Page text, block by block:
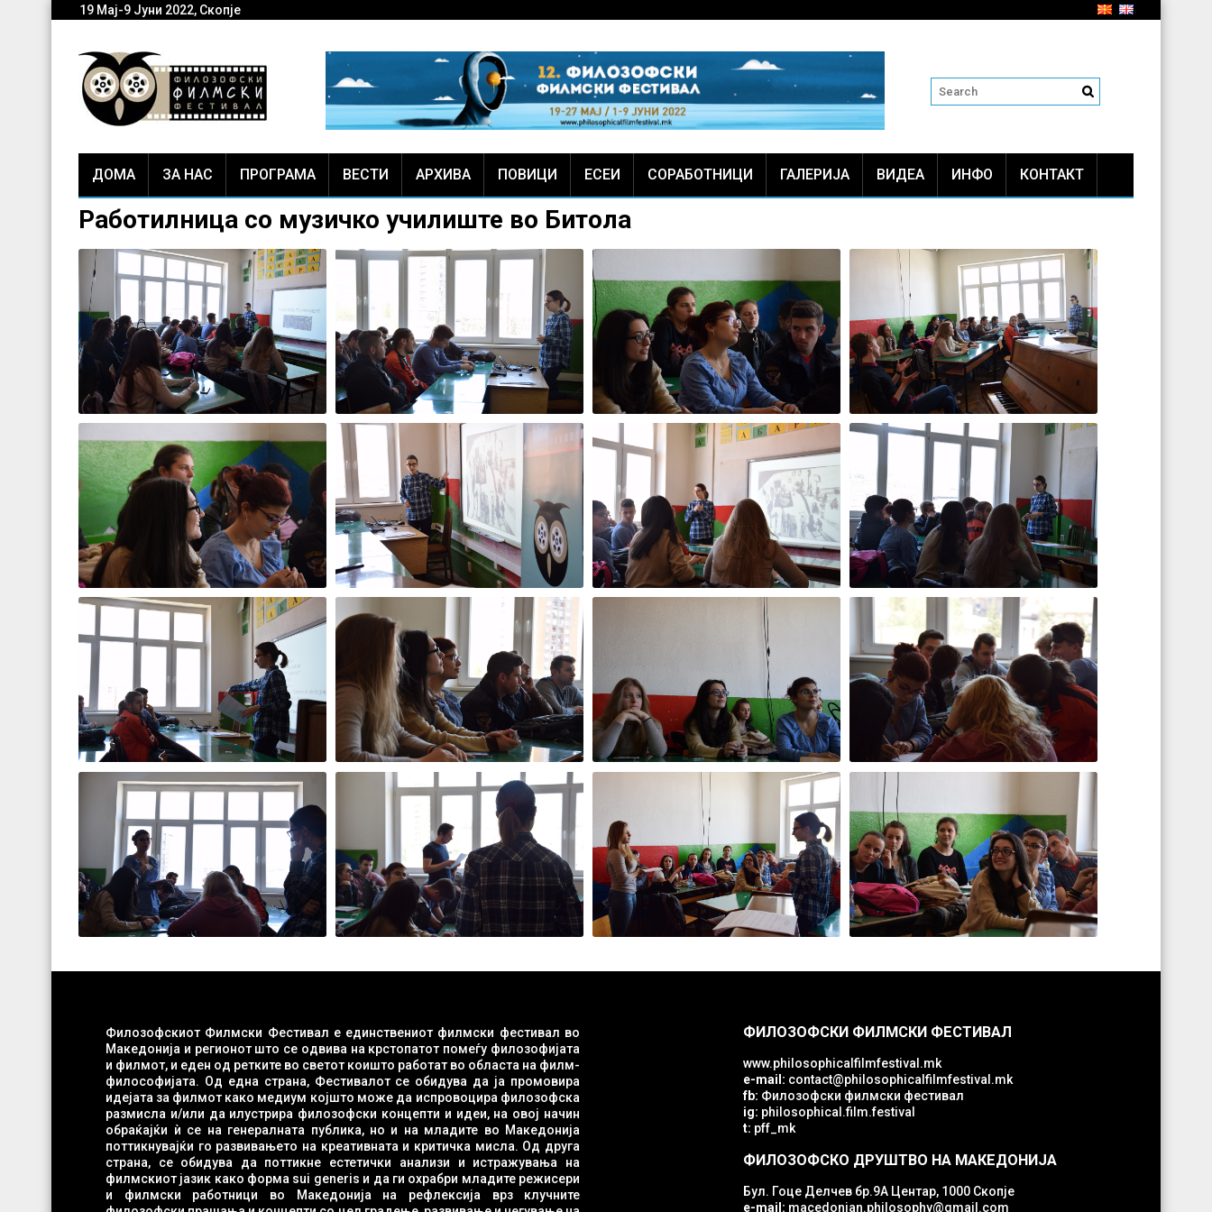
19 Мај-9 Јуни 2022, Скопје
ДОМА ЗА НАС ПРОГРАМА ВЕСТИ АРХИВА ПОВИЦИ ЕСЕИ СОРАБОТНИЦИ ГАЛЕРИЈА ВИДЕА ИНФО КОНТАКТ
Работилница со музичко училиште во Битола
Филозофскиот Филмски Фестивал е единствениот филмски фестивал во
Македонија и регионот што се одвива на крстопатот помеѓу филозофијата
и филмот, и еден од ретките во светот коишто работат во областа на филм-
философијата. Од една страна, Фестивалот се обидува да ја промовира
идејата за филмот како медиум којшто може да испровоцира филозофска
размисла и/или да илустрира филозофски концепти и идеи, на овој начин
обраќајќи ѝ се на генералната публика, но и на младите во Македонија
поттикнувајќи го развивањето на креативната и критичка мисла. Од друга
страна, се обидува да поттикне естетички анализи и истражувања на
филмскиот јазик како форма sui generis и да ги охрабри младите режисери
и филмски работници во Македонија на рефлексија врз клучните
ФИЛОЗОФСКИ ФИЛМСКИ ФЕСТИВАЛ
www.philosophicalfilmfestival.mk
e-mail: contact@philosophicalfilmfestival.mk
fb: Филозофски филмски фестивал
ig: philosophical.film.festival
t: pff_mk
ФИЛОЗОФСКО ДРУШТВО НА МАКЕДОНИЈА
Бул. Гоце Делчев бр.9А Центар, 1000 Скопје
e-mail: macedonian.philosophy@gmail.com